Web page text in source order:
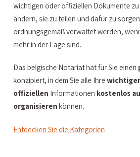
wichtigen oder offiziellen Dokumente
ändern, sie zu teilen und dafür zu
ordnungsgemäß verwaltet werden,
mehr in der Lage sind.
Das belgische Notariat hat für Sie einen
konzipiert, in dem Sie alle Ihre
offiziellen Informationen kostenlos
organisieren können.
Entdecken Sie die Kategorien